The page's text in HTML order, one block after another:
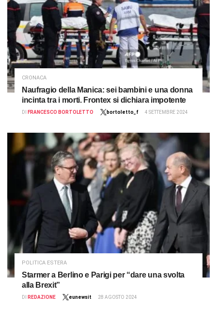
CRONACA
Naufragio della Manica: sei bambini e una donna
incinta tra i morti. Frontex si dichiara impotente
DI FRANCESCO BORTOLETTO bortoletto_f 4 SETTEMBRE 2024
POLITICA ESTERA
Starmer a Berlino e Parigi per “dare una svolta
alla Brexit”
DI REDAZIONE eunewsit 28 AGOSTO 2024